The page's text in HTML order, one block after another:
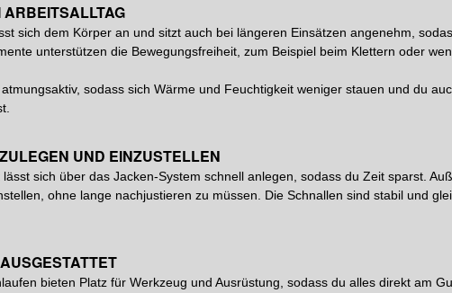
ARBEITSALLTAG
sich dem Körper an und sitzt auch bei längeren Einsätzen angenehm,
unterstützen die Bewegungsfreiheit, zum Beispiel beim Klettern oder
sodass sich Wärme und Feuchtigkeit weniger stauen und du
UND EINZUSTELLEN
lässt sich über das Jacken-System schnell anlegen, sodass du Zeit sparst.
ohne lange nachjustieren zu müssen. Die Schnallen sind stabil und
bieten Platz für Werkzeug und Ausrüstung, sodass du alles direkt am